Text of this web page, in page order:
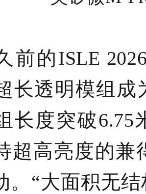
前的ISLE
长透明模组
长度突破6.75
超高亮度的
。“大面积无结